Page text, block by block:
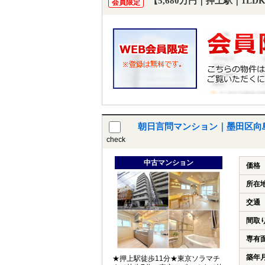
会員限定
check
朝日言問マンション｜墨田区
中古マンション
★押上駅徒歩11分★東京ソラマチ
価格
所在
交通
間取
専有
築年